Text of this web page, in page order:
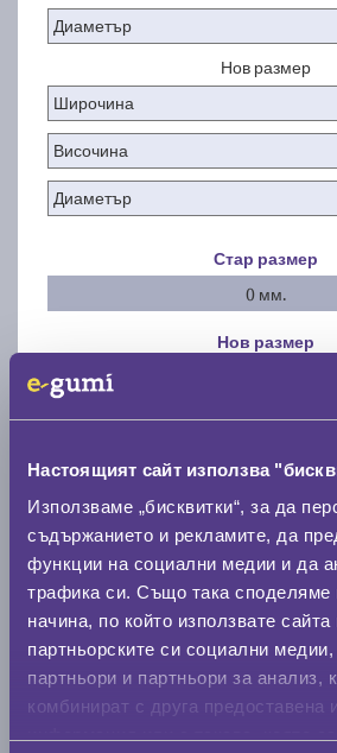
Настоящият сайт използва
Използваме „бисквитки“, за да
съдържанието и рекламите, да
функции на социални медии и да
трафика си. Също така споделяме
начина, по който използвате сайта
партньорските си социални
партньори и партньори за анализ,
комбинират с друга предоставена
Нов размер
Стар размер
0 мм.
Нов размер
Скоростомер при
0 км/ч
Намери гуми с новия
По
Марка
Модел